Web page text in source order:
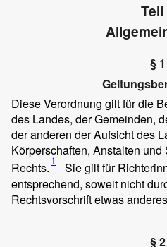
Teil
§ 1
Diese Verordnung gilt für die
des Landes, der Gemeinden,
der anderen der Aufsicht des
Körperschaften, Anstalten
Rechts. 1
Sie gilt für
entsprechend, soweit nicht
Rechtsvorschrift etwas
§ 2